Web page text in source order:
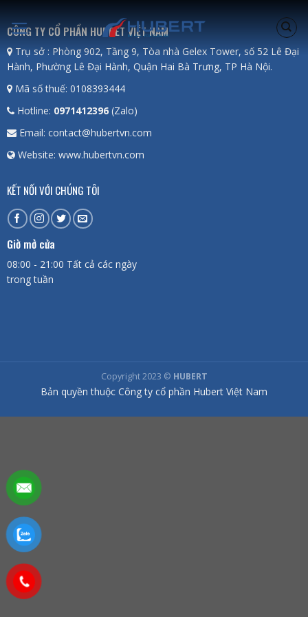
content
CÔNG TY CỔ PHẦN HUBRET VIỆT NAM
Trụ sở : Phòng 902, Tầng 9, Tòa nhà Gelex Tower, số 52 Lê Đại
Hành, Phường Lê Đại Hành, Quận Hai Bà Trưng, TP Hà Nội.
Mã số thuế: 0108393444
Hotline: 0971412396 (Zalo)
Email: contact@hubertvn.com
Website: www.hubertvn.com
KẾT NỐI VỚI CHÚNG TÔI
Giờ mở cửa
08:00 - 21:00 Tất cả các ngày
trong tuần
Copyright 2023 © HUBERT
Bản quyền thuộc Công ty cổ phần Hubert Việt Nam